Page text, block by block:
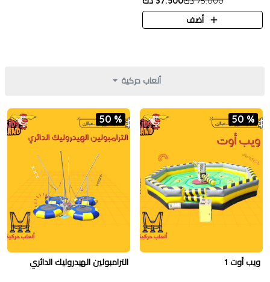
أضف
ألعاب حركية
50 %
ويب أوت 1
50 %
الترامبولين الهيدروليك الدائري